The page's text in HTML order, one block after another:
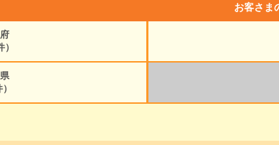
お客さま
）